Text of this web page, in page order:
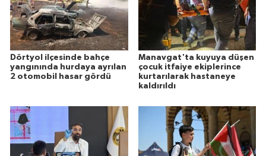
Dörtyol ilçesinde bahçe
yangınında hurdaya ayrılan
2 otomobil hasar gördü
Manavgat'ta kuyuya düşen
çocuk itfaiye ekiplerince
kurtarılarak hastaneye
kaldırıldı